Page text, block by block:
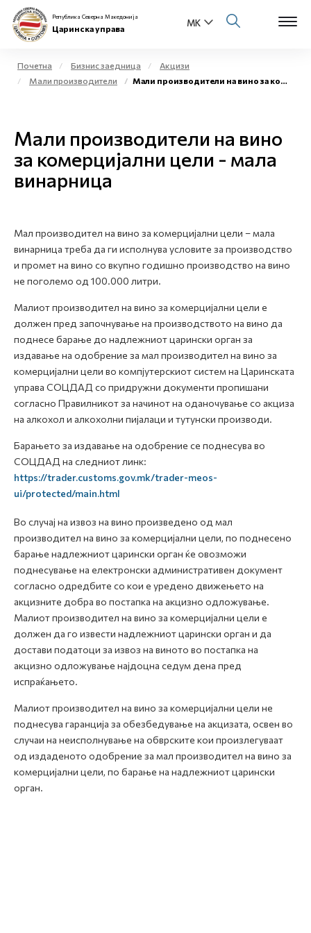
Физички лица
Бизнис заедница
Медиа центар
Контакт
Е-Весник
Република Северна Македонија
Царинска управа
Почетна Бизнис заедница
Акцизи
Мали производители
Мали производители на вино за комерцијални цели - мала винарница
Мали производители на вино
за комерцијални цели - мала
винарница
Мал производител на вино за комерцијални цели – мала
винарница треба да ги исполнува условите за производство
и промет на вино со вкупно годишно производство на вино
не поголемо од 100.000 литри.
Малиот производител на вино за комерцијални цели е
должен пред започнување на производството на вино да
поднесе барање до надлежниот царински орган за
издавање на одобрение за мал производител на вино за
комерцијални цели во компјутерскиот систем на Царинската
управа СОЦДАД со придружни документи пропишани
согласно Правилникот за начинот на оданочување со акциза
на алкохол и алкохолни пијалаци и тутунски производи.
Барањето за издавање на одобрение се поднесува во
СОЦДАД на следниот линк:
https://trader.customs.gov.mk/trader-meos-
ui/protected/main.html
Во случај на извоз на вино произведено од мал
производител на вино за комерцијални цели, по поднесено
барање надлежниот царински орган ќе овозможи
поднесување на електронски административен документ
согласно одредбите со кои е уредено движењето на
акцизните добра во постапка на акцизно одложување.
Малиот производител на вино за комерцијални цели е
должен да го извести надлежниот царински орган и да
достави податоци за извоз на виното во постапка на
акцизно одложување најдоцна седум дена пред
испраќањето.
Малиот производител на вино за комерцијални цели не
поднесува гаранција за обезбедување на акцизата, освен во
случаи на неисполнување на обврските кои произлегуваат
од издаденото одобрение за мал производител на вино за
комерцијални цели, по барање на надлежниот царински
орган.